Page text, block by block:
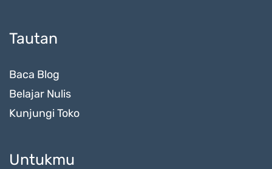
Tautan
Baca Blog
Belajar Nulis
Kunjungi Toko
Untukmu